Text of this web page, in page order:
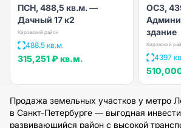
ПСН, 488,5 кв.м. —
Дачный 17 к2
Кировский район
488.5 кв.м.
315,251 ₽ кв.м.
ОСЗ,
здание
Кировский
4397
Продажа земельных участков у метро
в Санкт-Петербурге — выгодная
развивающийся район с высокой